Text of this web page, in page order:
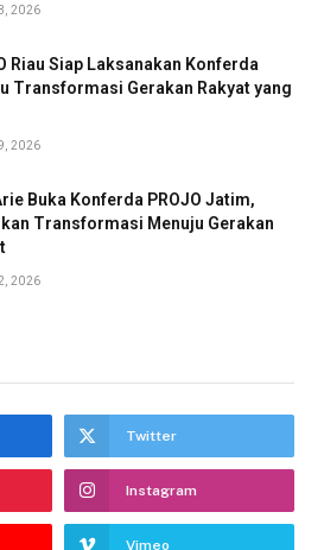
2026
Riau Siap Laksanakan Konferda
Transformasi Gerakan Rakyat yang
2026
Buka Konferda PROJO Jatim,
Transformasi Menuju Gerakan
2026
Twitter
Instagram
Vimeo